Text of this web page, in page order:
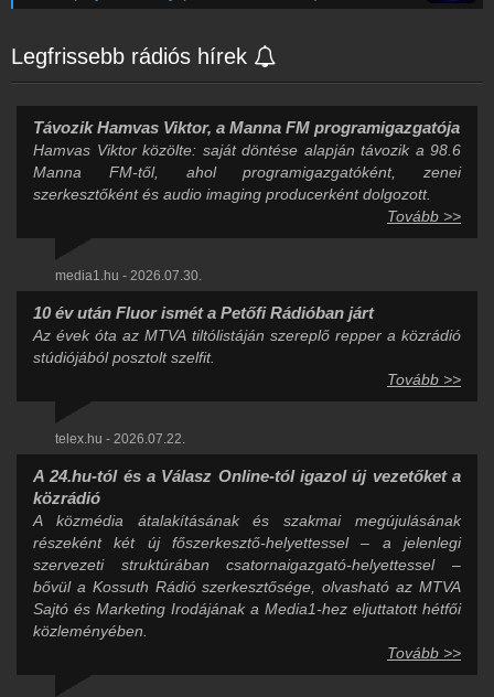
Legfrissebb rádiós hírek
Távozik Hamvas Viktor, a Manna FM programigazgatója
Hamvas Viktor közölte: saját döntése alapján távozik a 98.6
Manna FM-től, ahol programigazgatóként, zenei
szerkesztőként és audio imaging producerként dolgozott.
Tovább >>
media1.hu - 2026.07.30.
10 év után Fluor ismét a Petőfi Rádióban járt
Az évek óta az MTVA tiltólistáján szereplő repper a közrádió
stúdiójából posztolt szelfit.
Tovább >>
telex.hu - 2026.07.22.
A 24.hu-tól és a Válasz Online-tól igazol új vezetőket a
közrádió
A közmédia átalakításának és szakmai megújulásának
részeként két új főszerkesztő-helyettessel – a jelenlegi
szervezeti struktúrában csatornaigazgató-helyettessel –
bővül a Kossuth Rádió szerkesztősége, olvasható az MTVA
Sajtó és Marketing Irodájának a Media1-hez eljuttatott hétfői
közleményében.
Tovább >>